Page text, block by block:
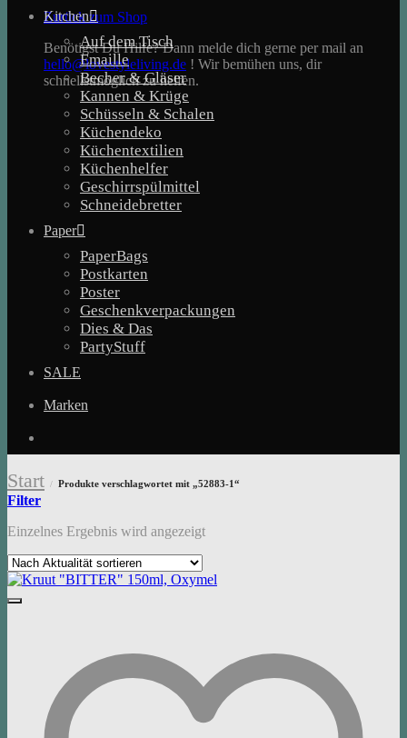
Zurück zum Shop
Benötigst Du Hilfe? Dann melde dich gerne per mail an
hello@lovestyleliving.de ! Wir bemühen uns, dir
schnellstmöglich zu helfen.
Kitchen
Auf dem Tisch
Emaille
Becher & Gläser
Kannen & Krüge
Schüsseln & Schalen
Küchendeko
Küchentextilien
Küchenhelfer
Geschirrspülmittel
Schneidebretter
Paper
PaperBags
Postkarten
Poster
Geschenkverpackungen
Dies & Das
PartyStuff
SALE
Marken
Start / Produkte verschlagwortet mit „52883-1“
Filter
Einzelnes Ergebnis wird angezeigt